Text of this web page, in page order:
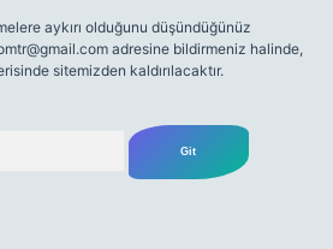
aykırı olduğunu düşündüğünüz
adresine bildirmeniz halinde,
sitemizden kaldırılacaktır.